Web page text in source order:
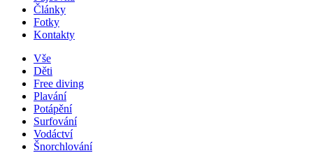
Články
Fotky
Kontakty
Vše
Děti
Free diving
Plavání
Potápění
Surfování
Vodáctví
Šnorchlování